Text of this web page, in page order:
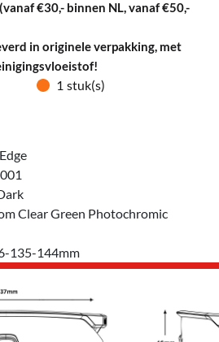
€30,- binnen NL, vanaf €50,-
in originele verpakking, met
1 stuk(s)
Clear Green Photochromic
135-144mm